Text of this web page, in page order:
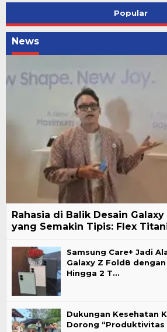
Popular
News
Rahasia di Balik Desain
yang Semakin Tipis: Flex
Samsung Care+ Jadi
Galaxy Z Fold8
Hingga 2 T…
Dukungan Kesehatan
Dorong “Produktivitas